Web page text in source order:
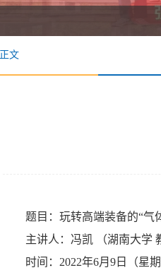
正文
题目：玩转高端装备的“
主讲人：冯凯 （湖南大学
时间：2022年6月9日（星